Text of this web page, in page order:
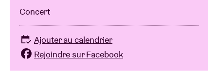
Contact
Concert
Ajouter au calendrier
Rejoindre sur Facebook